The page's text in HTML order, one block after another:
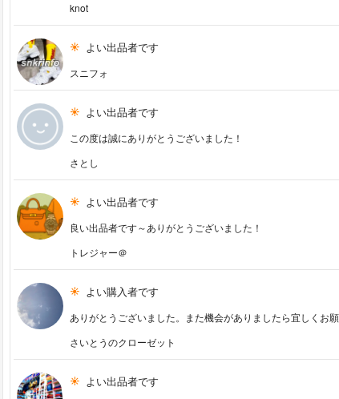
knot
よい出品者です
スニフォ
よい出品者です
この度は誠にありがとうございました！
さとし
よい出品者です
良い出品者です～ありがとうございました！
トレジャー＠
よい購入者です
ありがとうございました。また機会がありましたら宜しくお願
さいとうのクローゼット
よい出品者です